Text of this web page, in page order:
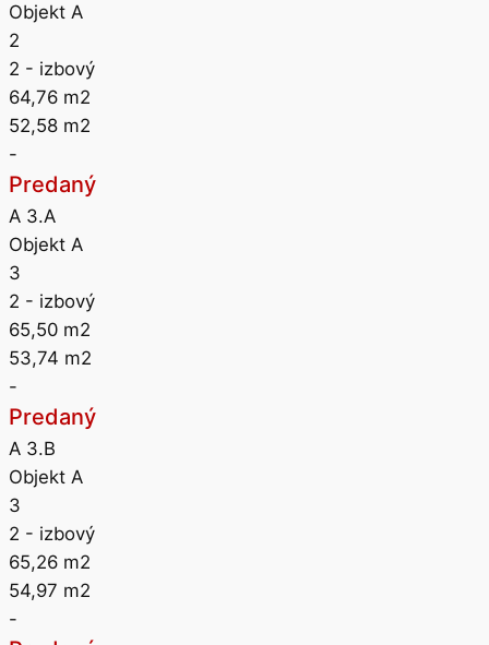
Objekt A
2
2 - izbový
64,76 m2
52,58 m2
-
Predaný
A 3.A
Objekt A
3
2 - izbový
65,50 m2
53,74 m2
-
Predaný
A 3.B
Objekt A
3
2 - izbový
65,26 m2
54,97 m2
-